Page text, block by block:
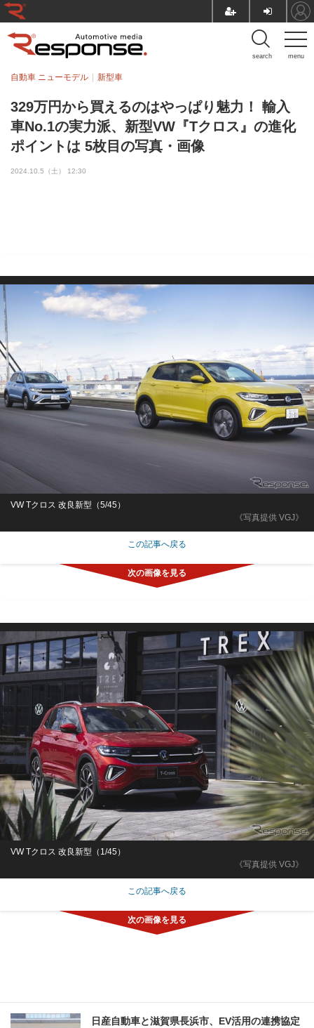
menu
search
329万円から買えるのはやっぱり魅力！ 輸入
車No.1の実力派、新型VW『Tクロス』の進化
ポイントは 5枚目の写真・画像
自動車 ニューモデル 新型車
2024.10.5（土） 12:30
《写真提供 VGJ》
VW Tクロス 改良新型（5/45）
この記事へ戻る
《写真提供 VGJ》
VW Tクロス 改良新型（1/45）
この記事へ戻る
日産自動車と滋賀県長浜市、EV活用の連携協定